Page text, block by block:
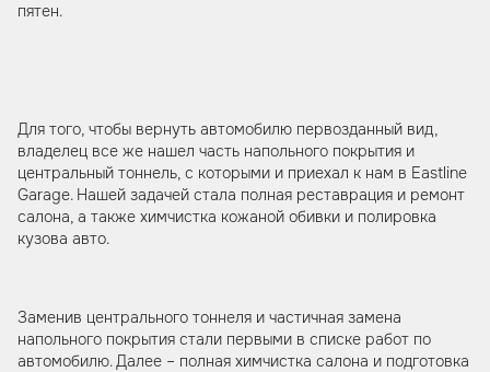
пятен.
Для того, чтобы вернуть автомобилю первозданный вид,
владелец все же нашел часть напольного покрытия и
центральный тоннель, с которыми и приехал к нам в Eastline
Garage. Нашей задачей стала полная реставрация и ремонт
салона, а также химчистка кожаной обивки и полировка
кузова авто.
Заменив центрального тоннеля и частичная замена
напольного покрытия стали первыми в списке работ по
автомобилю. Далее – полная химчистка салона и подготовка